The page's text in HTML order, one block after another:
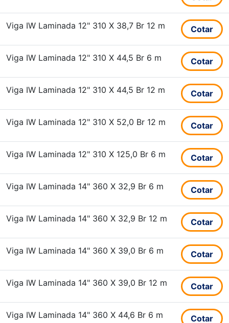
Viga IW Laminada 12" 310 X 38,7 Br 12 m Cotar
Viga IW Laminada 12" 310 X 44,5 Br 6 m Cotar
Viga IW Laminada 12" 310 X 44,5 Br 12 m Cotar
Viga IW Laminada 12" 310 X 52,0 Br 12 m Cotar
Viga IW Laminada 12" 310 X 125,0 Br 6 m Cotar
Viga IW Laminada 14" 360 X 32,9 Br 6 m Cotar
Viga IW Laminada 14" 360 X 32,9 Br 12 m Cotar
Viga IW Laminada 14" 360 X 39,0 Br 6 m Cotar
Viga IW Laminada 14" 360 X 39,0 Br 12 m Cotar
Viga IW Laminada 14" 360 X 44,6 Br 6 m Cotar